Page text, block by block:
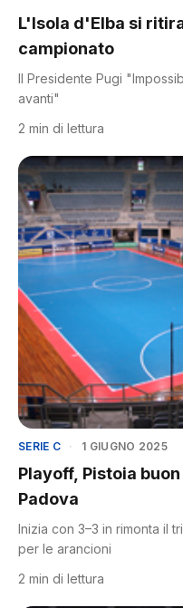
L'Isola d'Elba si
campionato
Il Presidente Pugi
avanti"
2 min di lettura
SERIE C · 1 GIUGNO 2025
Playoff, Pistoia
Padova
Inizia con 3–3 in rimonta il
per le arancioni
2 min di lettura